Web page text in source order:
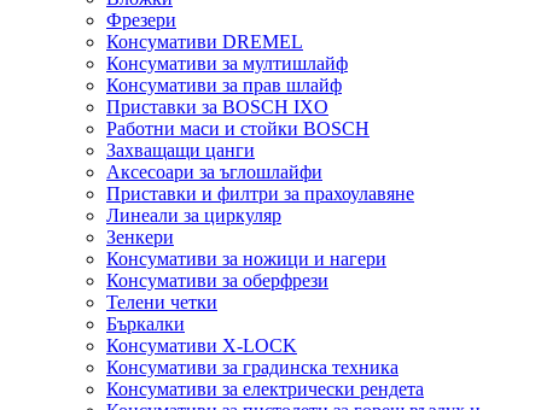
Фрезери
Консумативи DREMEL
Консумативи за мултишлайф
Консумативи за прав шлайф
Приставки за BOSCH IXO
Работни маси и стойки BOSCH
Захващащи цанги
Аксесоари за ъглошлайфи
Приставки и филтри за прахоулавяне
Линеали за циркуляр
Зенкери
Консумативи за ножици и нагери
Консумативи за оберфрези
Телени четки
Бъркалки
Консумативи X-LOCK
Консумативи за градинска техника
Консумативи за електрически рендета